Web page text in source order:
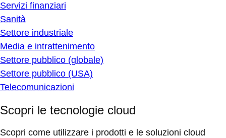
Servizi finanziari
Sanità
Settore industriale
Media e intrattenimento
Settore pubblico (globale)
Settore pubblico (USA)
Telecomunicazioni
Scopri le tecnologie cloud
Scopri come utilizzare i prodotti e le soluzioni cloud